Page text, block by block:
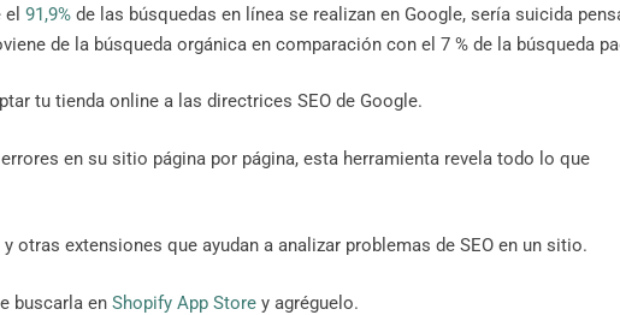
91,9% de las búsquedas en línea se realizan en Google, sería suicida
de la búsqueda orgánica en comparación con el 7 % de la búsqueda
tu tienda online a las directrices SEO de Google.
en su sitio página por página, esta herramienta revela todo lo que
otras extensiones que ayudan a analizar problemas de SEO en un sitio.
buscarla en Shopify App Store y agréguelo.